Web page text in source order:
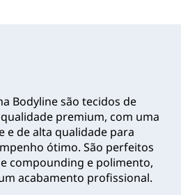
Bodyline são tecidos de
premium, com uma
e de alta qualidade para
ótimo. São perfeitos
compounding e polimento,
acabamento profissional.